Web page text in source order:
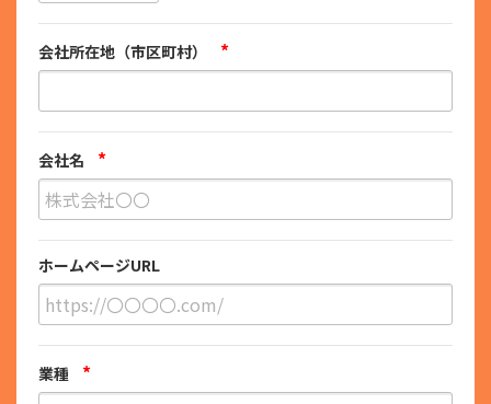
会社所在地（市区町村） *
会社名 *
ホームページURL
業種 *